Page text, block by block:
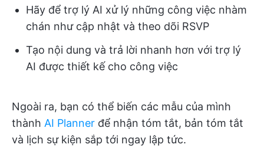
Hãy để trợ lý AI xử lý những công việc nhàm
chán như cập nhật và theo dõi RSVP
Tạo nội dung và trả lời nhanh hơn với trợ lý
AI được thiết kế cho công việc
Ngoài ra, bạn có thể biến các mẫu của mình
thành AI Planner để nhận tóm tắt, bản tóm tắt
và lịch sự kiện sắp tới ngay lập tức.